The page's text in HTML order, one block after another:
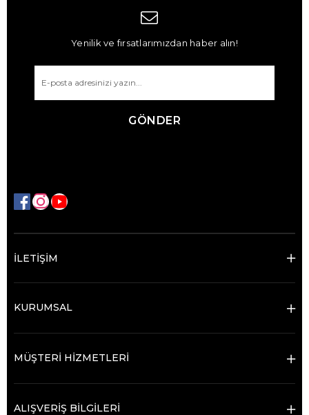
Yenilik ve fırsatlarımızdan haber alın!
GÖNDER
İLETİŞİM
KURUMSAL
MÜŞTERİ HİZMETLERİ
ALIŞVERİŞ BİLGİLERİ